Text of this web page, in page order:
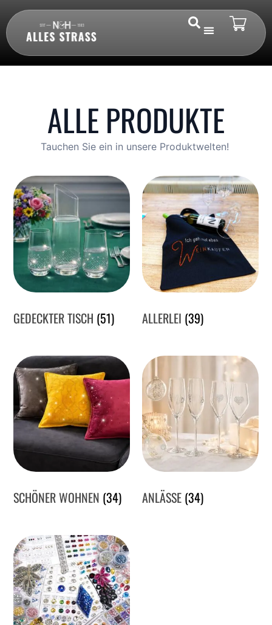
ALLE PRODUKTE
Tauchen Sie ein in unsere Produktwelten!
GEDECKTER TISCH (51) ALLERLEI (39)
SCHÖNER WOHNEN (34) ANLÄSSE (34)